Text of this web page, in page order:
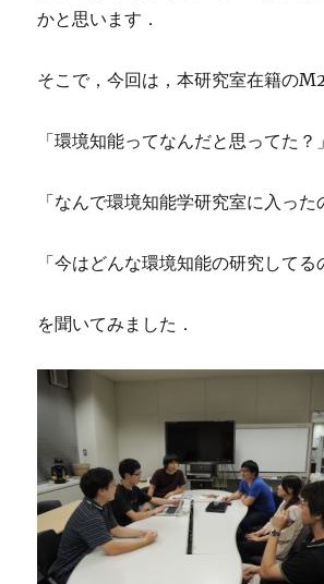
かと思います．
そこで，今回は，本研究室在籍の
「環境知能ってなんだと思ってた？」
「なんで環境知能学研究室に入った
「今はどんな環境知能の研究してる
を聞いてみました．